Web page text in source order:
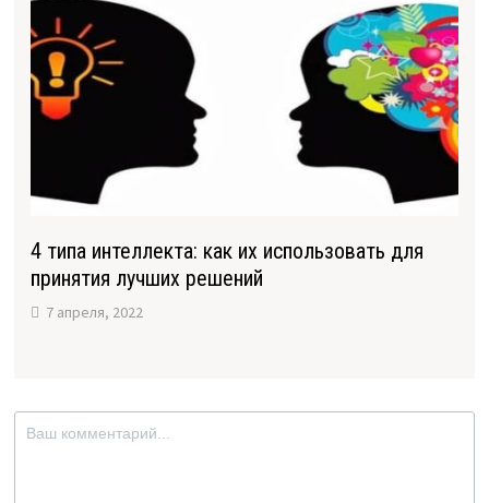
4 типа интеллекта: как их использовать для
принятия лучших решений
7 апреля, 2022